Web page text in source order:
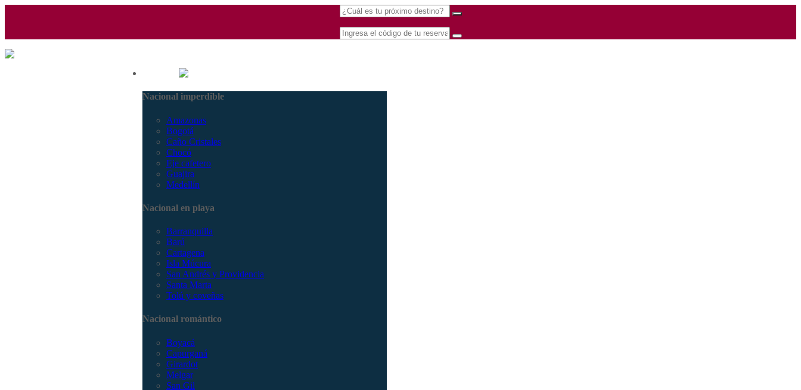
Nacional imperdible
Amazonas
Bogotá
Caño Cristales
Chocó
Eje cafetero
Guajira
Medellín
Nacional en playa
Barranquilla
Barú
Cartagena
Isla Múcura
San Andrés y Providencia
Santa Marta
Tolú y coveñas
Nacional romántico
Boyacá
Capurganá
Girardot
Melgar
San Gil